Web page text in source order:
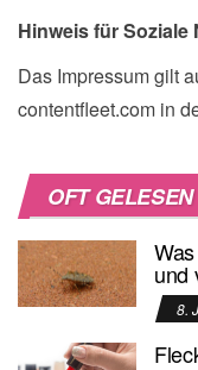
Hinweis für Soziale
Das Impressum gilt
contentfleet.com in
OFT GELESEN
und
8.